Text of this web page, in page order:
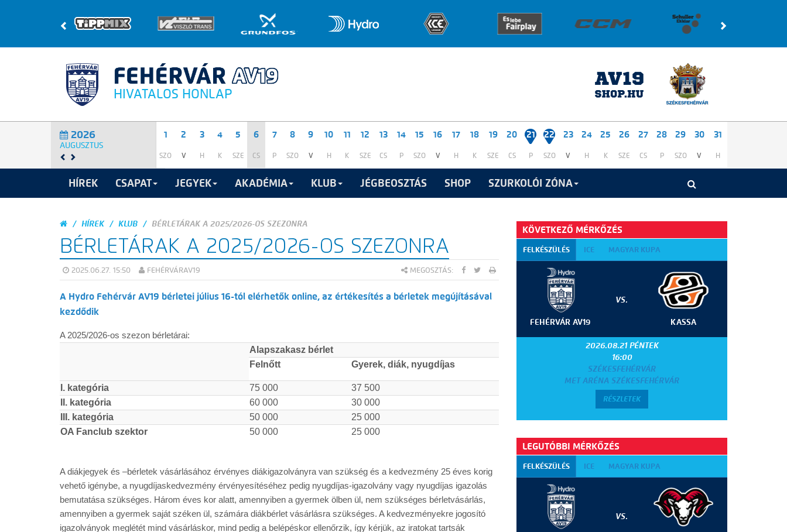
HIVATALOS HONLAP
2026
AUGUSZTUS
1
SZO
2
V
3
H
4
K
5
SZE
6
CS
7
P
8
SZO
9
V
10
H
11
K
12
SZE
13
CS
14
P
15
SZO
16
V
17
H
18
K
19
SZE
20
CS
21
P
22
SZO
23
V
24
H
25
K
26
SZE
27
CS
28
P
29
SZO
30
V
31
H
HÍREK CSAPAT JEGYEK AKADÉMIA KLUB JÉGBEOSZTÁS SHOP SZURKOLÓI ZÓNA
HÍREK KLUB BÉRLETÁRAK A 2025/2026-OS SZEZONRA
BÉRLETÁRAK A 2025/2026-OS SZEZONRA
2025.06.27. 15:50 FEHÉRVÁRAV19 MEGOSZTÁS:
A Hydro Fehérvár AV19 bérletei július 16-tól elérhetők online, az értékesítés a bérletek megújításával
kezdődik
A 2025/2026-os szezon bérletárai:
Alapszakasz bérlet
Felnőtt
Gyerek, diák, nyugdíjas
I. kategória 75 000
37 500
II. kategória
60 000
30 000
III. kategória
50 000
25 000
OA Fanclub szektor
50 000 25 000
A diákjegyek és –bérletek vásárlásához érvényes diákigazolványra van szükség és a kedvezmény 25 éves korig
vehető igénybe, a nyugdíjaskedvezmény érvényesítéséhez pedig nyugdíjas-igazolvány vagy nyugdíjas igazolás
bemutatása szükséges. Három éves kor alatt, amennyiben a gyermek ölben ül, nem szükséges bérletvásárlás,
amennyiben a gyermek saját széken ül, számára diákbérlet vásárlásra szükséges. A kedvezményekre jogosító
igazolványok meglétét mind vásárláskor, mind pedig a belépéskor ellenőrzik, így kérjük, az iratokat tartsák
KÖVETKEZŐ MÉRKŐZÉS
FELKÉSZÜLÉS ICE MAGYAR KUPA
FEHÉRVÁR AV19
VS.
KASSA
2026.08.21 PÉNTEK
16:00
SZÉKESFEHÉRVÁR
MET ARÉNA SZÉKESFEHÉRVÁR
RÉSZLETEK
LEGUTÓBBI MÉRKŐZÉS
FELKÉSZÜLÉS ICE MAGYAR KUPA
VS.